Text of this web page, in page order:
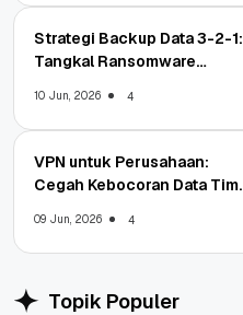
Strategi Backup Data 3-2-1:
Tangkal Ransomware
10 Jun, 2026 4
VPN untuk Perusahaan:
Cegah Kebocoran Data Tim
09 Jun, 2026 4
Topik Populer